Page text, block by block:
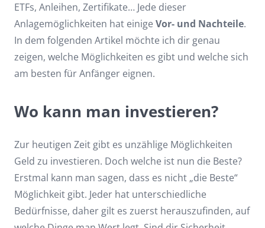
ETFs, Anleihen, Zertifikate… Jede dieser
Anlagemöglichkeiten hat einige Vor- und Nachteile.
In dem folgenden Artikel möchte ich dir genau
zeigen, welche Möglichkeiten es gibt und welche sich
am besten für Anfänger eignen.
Wo kann man investieren?
Zur heutigen Zeit gibt es unzählige Möglichkeiten
Geld zu investieren. Doch welche ist nun die Beste?
Erstmal kann man sagen, dass es nicht „die Beste“
Möglichkeit gibt. Jeder hat unterschiedliche
Bedürfnisse, daher gilt es zuerst herauszufinden, auf